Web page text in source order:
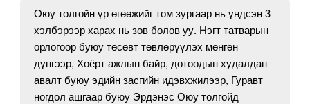
Оюу толгойн үр өгөөжийг том зургаар нь үндсэн 3
хэлбэрээр харах нь зөв болов уу. Нэгт татварын
орлогоор буюу төсөвт төвлөрүүлэх мөнгөн
дүнгээр, Хоёрт ажлын байр, дотоодын худалдан
авалт буюу эдийн засгийн идэвхжилээр, Гуравт
ногдол ашгаар буюу Эрдэнэс Оюу толгойд